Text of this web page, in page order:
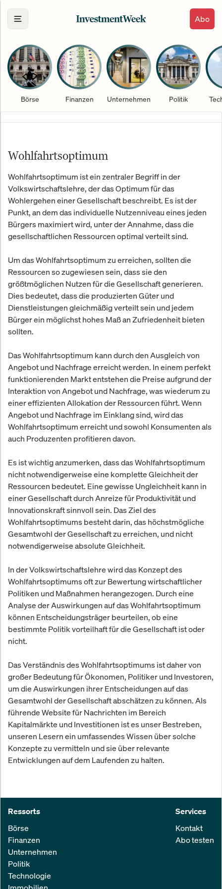
Abo
Börse Finanzen Unternehmen Politik
Wohlfahrtsoptimum
Wohlfahrtsoptimum ist ein zentraler Begriff in der
Volkswirtschaftslehre, der das Optimum für das
Wohlergehen einer Gesellschaft beschreibt. Es ist der
Punkt, an dem das individuelle Nutzenniveau eines jeden
Bürgers maximiert wird, unter der Annahme, dass die
gesellschaftlichen Ressourcen optimal verteilt sind.
Um das Wohlfahrtsoptimum zu erreichen, sollten die
Ressourcen so zugewiesen sein, dass sie den
größtmöglichen Nutzen für die Gesellschaft generieren.
Dies bedeutet, dass die produzierten Güter und
Dienstleistungen gleichmäßig verteilt sein und jedem
Bürger ein möglichst hohes Maß an Zufriedenheit bieten
sollten.
Das Wohlfahrtsoptimum kann durch den Ausgleich von
Angebot und Nachfrage erreicht werden. In einem perfekt
funktionierenden Markt entstehen die Preise aufgrund der
Interaktion von Angebot und Nachfrage, was wiederum zu
einer effizienten Allokation der Ressourcen führt. Wenn
Angebot und Nachfrage im Einklang sind, wird das
Wohlfahrtsoptimum erreicht und sowohl Konsumenten als
auch Produzenten profitieren davon.
Es ist wichtig anzumerken, dass das Wohlfahrtsoptimum
nicht notwendigerweise eine komplette Gleichheit der
Ressourcen bedeutet. Eine gewisse Ungleichheit kann in
einer Gesellschaft durch Anreize für Produktivität und
Innovationskraft sinnvoll sein. Das Ziel des
Wohlfahrtsoptimums besteht darin, das höchstmögliche
Gesamtwohl der Gesellschaft zu erreichen, und nicht
notwendigerweise absolute Gleichheit.
In der Volkswirtschaftslehre wird das Konzept des
Wohlfahrtsoptimums oft zur Bewertung wirtschaftlicher
Politiken und Maßnahmen herangezogen. Durch eine
Analyse der Auswirkungen auf das Wohlfahrtsoptimum
können Entscheidungsträger beurteilen, ob eine
bestimmte Politik vorteilhaft für die Gesellschaft ist oder
nicht.
Das Verständnis des Wohlfahrtsoptimums ist daher von
großer Bedeutung für Ökonomen, Politiker und Investoren,
um die Auswirkungen ihrer Entscheidungen auf das
Gesamtwohl der Gesellschaft abschätzen zu können. Als
führende Website für Nachrichten im Bereich
Kapitalmärkte und Investitionen ist es unser Bestreben,
unseren Lesern ein umfassendes Wissen über solche
Konzepte zu vermitteln und sie über relevante
Entwicklungen auf dem Laufenden zu halten.
Ressorts
Börse
Finanzen
Unternehmen
Politik
Technologie
Services
Kontakt
Abo testen